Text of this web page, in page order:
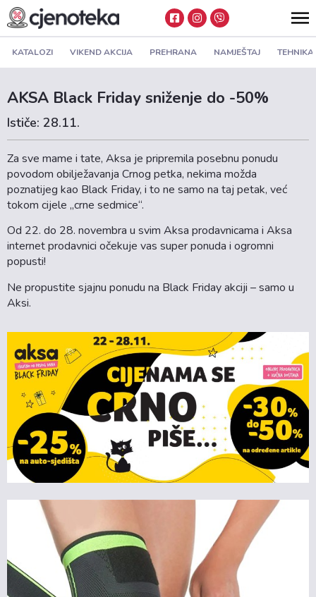
KATALOZI VIKEND AKCIJA PREHRANA NAMJEŠTAJ TEHNIKA
AKSA Black Friday sniženje do -50%
Ističe: 28.11.
Za sve mame i tate, Aksa je pripremila posebnu ponudu
povodom obilježavanja Crnog petka, nekima možda
poznatijeg kao Black Friday, i to ne samo na taj petak, već
tokom cijele „crne sedmice“.
Od 22. do 28. novembra u svim Aksa prodavnicama i Aksa
internet prodavnici očekuje vas super ponuda i ogromni
popusti!
Ne propustite sjajnu ponudu na Black Friday akciji – samo u
Aksi.